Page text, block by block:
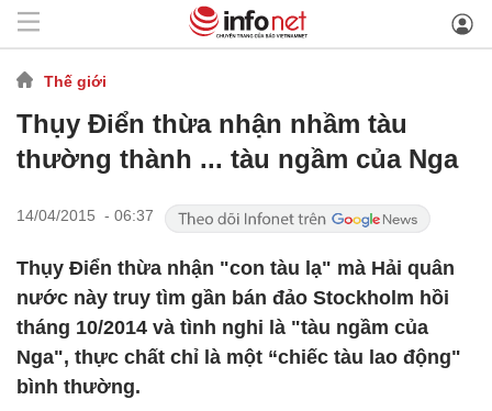
Thế giới
Thụy Điển thừa nhận nhầm tàu
thường thành ... tàu ngầm của Nga
14/04/2015 - 06:37
Thụy Điển thừa nhận "con tàu lạ" mà Hải quân
nước này truy tìm gần bán đảo Stockholm hồi
tháng 10/2014 và tình nghi là "tàu ngầm của
Nga", thực chất chỉ là một “chiếc tàu lao động"
bình thường.